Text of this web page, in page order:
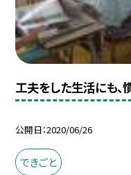
工夫をした生活にも、
公開日 2020/06/26
できごと